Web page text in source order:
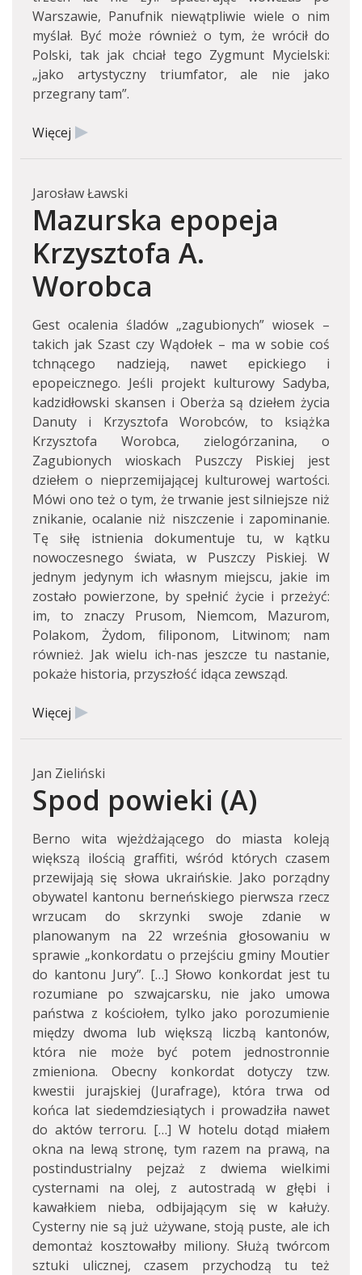
Warszawie, Panufnik niewątpliwie wiele o nim
myślał. Być może również o tym, że wrócił do
Polski, tak jak chciał tego Zygmunt Mycielski:
„jako artystyczny triumfator, ale nie jako
przegrany tam”.
Więcej
Jarosław Ławski
Mazurska epopeja
Krzysztofa A.
Worobca
Gest ocalenia śladów „zagubionych” wiosek –
takich jak Szast czy Wądołek – ma w sobie coś
tchnącego nadzieją, nawet epickiego i
epopeicznego. Jeśli projekt kulturowy Sadyba,
kadzidłowski skansen i Oberża są dziełem życia
Danuty i Krzysztofa Worobców, to książka
Krzysztofa Worobca, zielogórzanina, o
Zagubionych wioskach Puszczy Piskiej jest
dziełem o nieprzemijającej kulturowej wartości.
Mówi ono też o tym, że trwanie jest silniejsze niż
znikanie, ocalanie niż niszczenie i zapominanie.
Tę siłę istnienia dokumentuje tu, w kątku
nowoczesnego świata, w Puszczy Piskiej. W
jednym jedynym ich własnym miejscu, jakie im
zostało powierzone, by spełnić życie i przeżyć:
im, to znaczy Prusom, Niemcom, Mazurom,
Polakom, Żydom, filiponom, Litwinom; nam
również. Jak wielu ich-nas jeszcze tu nastanie,
pokaże historia, przyszłość idąca zewsząd.
Więcej
Jan Zieliński
Spod powieki (A)
Berno wita wjeżdżającego do miasta koleją
większą ilością graffiti, wśród których czasem
przewijają się słowa ukraińskie. Jako porządny
obywatel kantonu berneńskiego pierwsza rzecz
wrzucam do skrzynki swoje zdanie w
planowanym na 22 września głosowaniu w
sprawie „konkordatu o przejściu gminy Moutier
do kantonu Jury”. […] Słowo konkordat jest tu
rozumiane po szwajcarsku, nie jako umowa
państwa z kościołem, tylko jako porozumienie
między dwoma lub większą liczbą kantonów,
która nie może być potem jednostronnie
zmieniona. Obecny konkordat dotyczy tzw.
kwestii jurajskiej (Jurafrage), która trwa od
końca lat siedemdziesiątych i prowadziła nawet
do aktów terroru. […] W hotelu dotąd miałem
okna na lewą stronę, tym razem na prawą, na
postindustrialny pejzaż z dwiema wielkimi
cysternami na olej, z autostradą w głębi i
kawałkiem nieba, odbijającym się w kałuży.
Cysterny nie są już używane, stoją puste, ale ich
demontaż kosztowałby miliony. Służą twórcom
sztuki ulicznej, czasem przychodzą tu też